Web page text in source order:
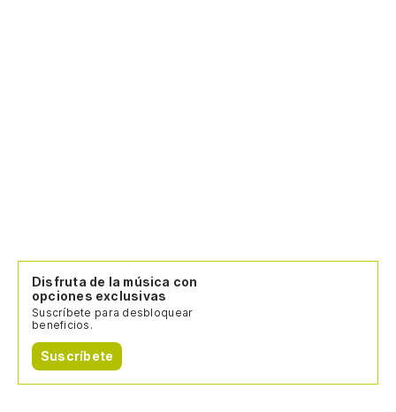
Disfruta de la música con
opciones exclusivas
Suscríbete para desbloquear
beneficios.
Suscríbete